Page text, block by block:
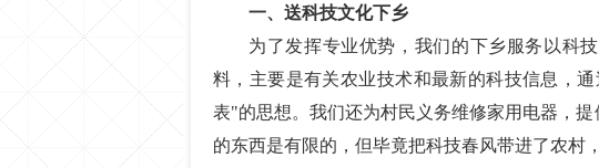
一、送科技文化下乡
为了发挥专业优势，我们的下乡服务以科
料，主要是有关农业技术和最新的科技信息，
表"的思想。我们还为村民义务维修家用电器，
的东西是有限的，但毕竟把科技春风带进了农村